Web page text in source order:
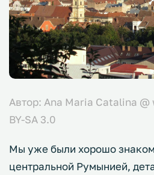
Автор: Ana Maria Catalina
BY-SA 3.0
Мы уже были хорошо
центральной Румынией,